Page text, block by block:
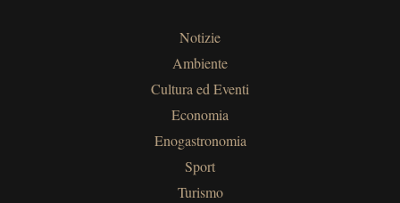
Notizie
Ambiente
Cultura ed Eventi
Economia
Enogastronomia
Sport
Turismo